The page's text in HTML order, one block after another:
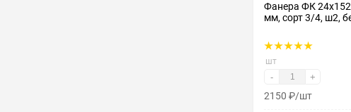
Фанера ФК
мм, сорт 3/4, ш2,
шт
- +
2150 ₽/шт